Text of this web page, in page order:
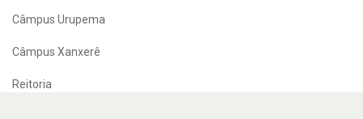
Câmpus Urupema
Câmpus Xanxerê
Reitoria